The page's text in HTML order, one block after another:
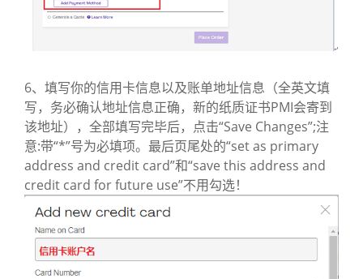
6、填写你的信用卡信息以及账单地址信息（全英文填
写，务必确认地址信息正确，新的纸质证书PMI会寄到
该地址），全部填写完毕后，点击“Save Changes”;注
意:带“*”号为必填项。最后页尾处的“set as primary
address and credit card”和“save this address and
credit card for future use”不用勾选！